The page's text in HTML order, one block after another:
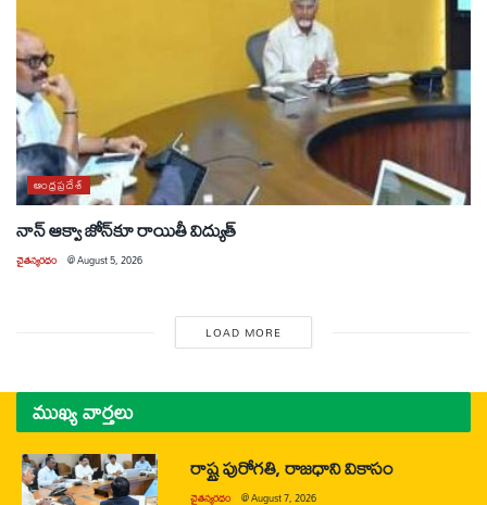
ఆంధ్రప్రదేశ్
నాన్ ఆక్వా జోన్‌కూ రాయితీ విద్యుత్
చైతన్యరధం @August 5, 2026
LOAD MORE
ముఖ్య వార్తలు
రాష్ట్ర పురోగతి, రాజధాని వికాసం
చైతన్యరధం @August 7, 2026